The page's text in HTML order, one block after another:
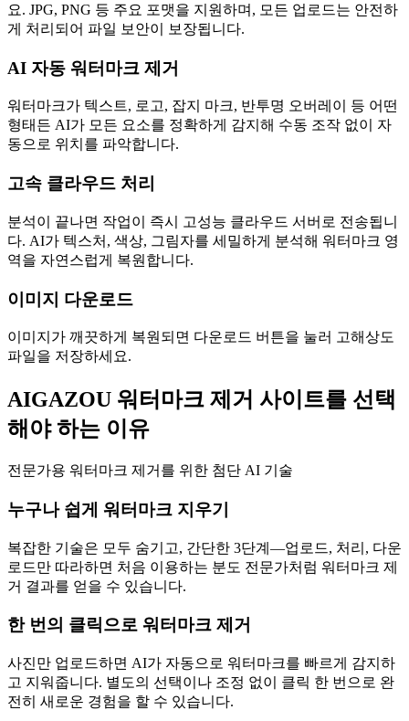
요. JPG, PNG 등 주요 포맷을 지원하며, 모든 업로드는 안전하
게 처리되어 파일 보안이 보장됩니다.
AI 자동 워터마크 제거
워터마크가 텍스트, 로고, 잡지 마크, 반투명 오버레이 등 어떤
형태든 AI가 모든 요소를 정확하게 감지해 수동 조작 없이 자
동으로 위치를 파악합니다.
고속 클라우드 처리
분석이 끝나면 작업이 즉시 고성능 클라우드 서버로 전송됩니
다. AI가 텍스처, 색상, 그림자를 세밀하게 분석해 워터마크 영
역을 자연스럽게 복원합니다.
이미지 다운로드
이미지가 깨끗하게 복원되면 다운로드 버튼을 눌러 고해상도
파일을 저장하세요.
AIGAZOU 워터마크 제거 사이트를 선택
해야 하는 이유
전문가용 워터마크 제거를 위한 첨단 AI 기술
누구나 쉽게 워터마크 지우기
복잡한 기술은 모두 숨기고, 간단한 3단계—업로드, 처리, 다운
로드만 따라하면 처음 이용하는 분도 전문가처럼 워터마크 제
거 결과를 얻을 수 있습니다.
한 번의 클릭으로 워터마크 제거
사진만 업로드하면 AI가 자동으로 워터마크를 빠르게 감지하
고 지워줍니다. 별도의 선택이나 조정 없이 클릭 한 번으로 완
전히 새로운 경험을 할 수 있습니다.